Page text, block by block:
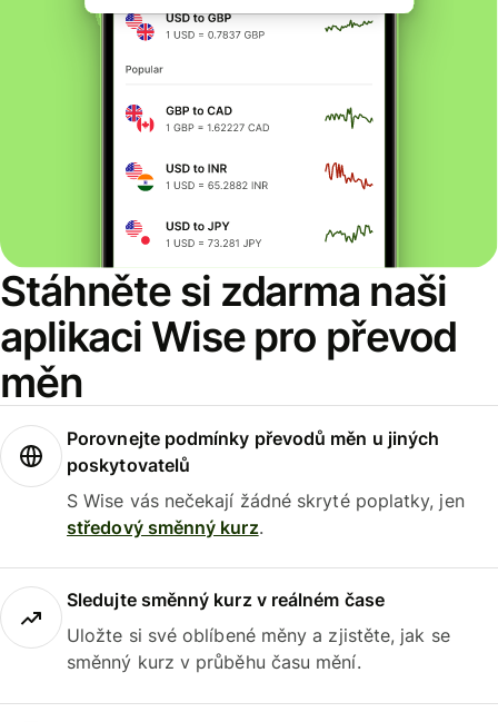
Stáhněte si zdarma naši
aplikaci Wise pro převod
měn
Porovnejte podmínky převodů měn u jiných
poskytovatelů
S Wise vás nečekají žádné skryté poplatky, jen
středový směnný kurz.
Sledujte směnný kurz v reálném čase
Uložte si své oblíbené měny a zjistěte, jak se
směnný kurz v průběhu času mění.